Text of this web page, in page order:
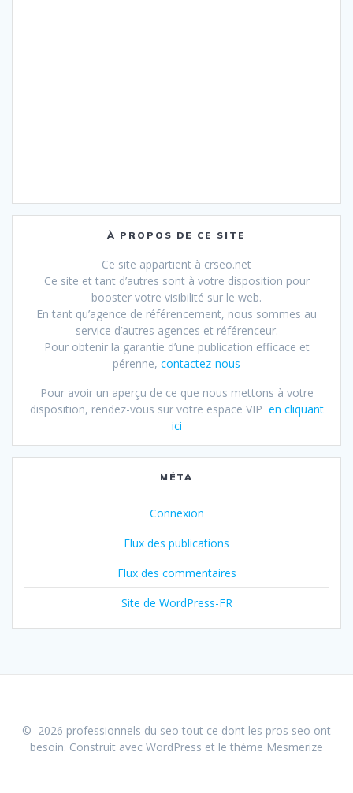
À PROPOS DE CE SITE
Ce site appartient à crseo.net
Ce site et tant d’autres sont à votre disposition pour
booster votre visibilité sur le web.
En tant qu’agence de référencement, nous sommes au
service d’autres agences et référenceur.
Pour obtenir la garantie d’une publication efficace et
pérenne, contactez-nous
Pour avoir un aperçu de ce que nous mettons à votre
disposition, rendez-vous sur votre espace VIP en cliquant
ici
MÉTA
Connexion
Flux des publications
Flux des commentaires
Site de WordPress-FR
© 2026 professionnels du seo tout ce dont les pros seo ont
besoin. Construit avec WordPress et le thème Mesmerize